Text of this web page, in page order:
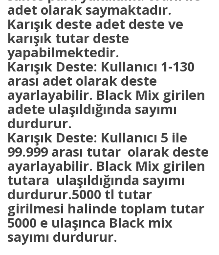
adet olarak saymaktadır.
Karışık deste adet deste ve
karışık tutar deste
yapabilmektedir.
Karışık Deste: Kullanıcı 1-130
arası adet olarak deste
ayarlayabilir. Black Mix girilen
adete ulaşıldığında sayımı
durdurur.
Karışık Deste: Kullanıcı 5 ile
99.999 arası tutar olarak deste
ayarlayabilir. Black Mix girilen
tutara ulaşıldığında sayımı
durdurur.5000 tl tutar
girilmesi halinde toplam tutar
5000 e ulaşınca Black mix
sayımı durdurur.